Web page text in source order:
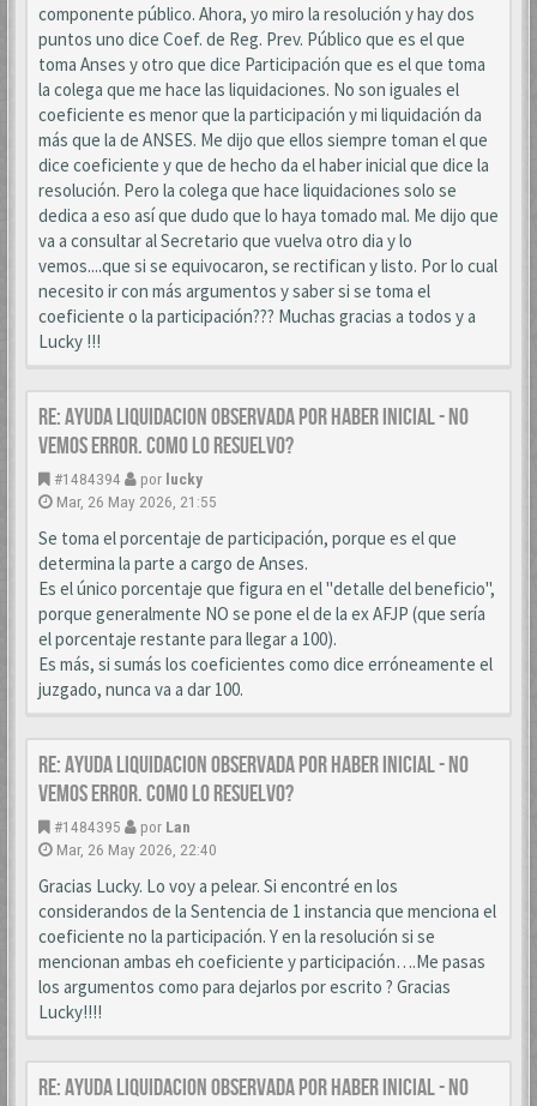
componente público. Ahora, yo miro la resolución y hay dos
puntos uno dice Coef. de Reg. Prev. Público que es el que
toma Anses y otro que dice Participación que es el que toma
la colega que me hace las liquidaciones. No son iguales el
coeficiente es menor que la participación y mi liquidación da
más que la de ANSES. Me dijo que ellos siempre toman el que
dice coeficiente y que de hecho da el haber inicial que dice la
resolución. Pero la colega que hace liquidaciones solo se
dedica a eso así que dudo que lo haya tomado mal. Me dijo que
va a consultar al Secretario que vuelva otro dia y lo
vemos....que si se equivocaron, se rectifican y listo. Por lo cual
necesito ir con más argumentos y saber si se toma el
coeficiente o la participación??? Muchas gracias a todos y a
Lucky !!!
Re: AYUDA LIQUIDACION OBSERVADA POR HABER INICIAL - NO
VEMOS ERROR. COMO LO RESUELVO?
#1484394 por lucky
Mar, 26 May 2026, 21:55
Se toma el porcentaje de participación, porque es el que
determina la parte a cargo de Anses.
Es el único porcentaje que figura en el "detalle del beneficio",
porque generalmente NO se pone el de la ex AFJP (que sería
el porcentaje restante para llegar a 100).
Es más, si sumás los coeficientes como dice erróneamente el
juzgado, nunca va a dar 100.
Re: AYUDA LIQUIDACION OBSERVADA POR HABER INICIAL - NO
VEMOS ERROR. COMO LO RESUELVO?
#1484395 por Lan
Mar, 26 May 2026, 22:40
Gracias Lucky. Lo voy a pelear. Si encontré en los
considerandos de la Sentencia de 1 instancia que menciona el
coeficiente no la participación. Y en la resolución si se
mencionan ambas eh coeficiente y participación….Me pasas
los argumentos como para dejarlos por escrito ? Gracias
Lucky!!!!
Re: AYUDA LIQUIDACION OBSERVADA POR HABER INICIAL - NO